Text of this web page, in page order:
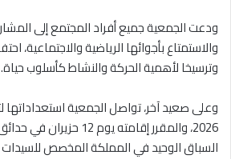
ودعت الجمعية جميع أفراد المجتمع إلى
والاستمتاع بأجوائها الرياضية والاجتماعية،
وترسيخا لأهمية الحركة والنشاط كأسلوب حياة.
وعلى صعيد آخر، تواصل الجمعية استعداداتها
2026، والمقرر إقامته يوم
السباق الوحيد في المملكة المخصص للسيدات